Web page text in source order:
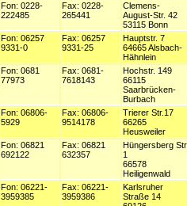
Fon: 0228-
222485
Fax: 0228-
265441
Clemens-
August-Str. 42
53115 Bonn
Fon: 06257
9331-0
Fax: 06257
9331-25
Hauptstr. 7
64665 Alsbach-
Hähnlein
Fon: 0681
77973
Fax: 0681-
7618143
Hochstr. 149
66115
Saarbrücken-
Burbach
Fon: 06806-
5929
Fax: 06806-
9514178
Trierer Str.17
66265
Heusweiler
Fon: 06821
692122
Fax: 06821
632357
Hüngersberg
1
66578
Heiligenwald
Fon: 06221-
3959385
Fax: 06221-
3959386
Karlsruher
Straße 14